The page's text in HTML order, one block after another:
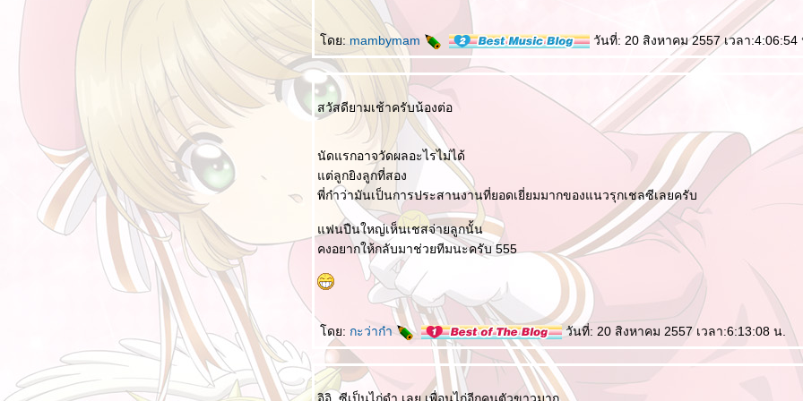
ดย: mambymam วันที่: 20 สิงหาคม 2557 เวลา:4:06:54
สวัสดียามเช้าครับน้องต่อ
นัดแรกอาจวัดผลอะไรไม่ได้
ต่ลูกยิงลูกที่สอง
พี่ก๋าว่ามันเป็นการประสานงานที่ยอดเยี่ยมมากของแนวรุกเชลซีเลยครับ
ฟนปืนใหญ่เห็นเชสจ่ายลูกนั้น
คงอยากให้กลับมาช่วยทีมนะครับ 555
ดย: กะว่าก๋า วันที่: 20 สิงหาคม 2557 เวลา:6:13:08 น.